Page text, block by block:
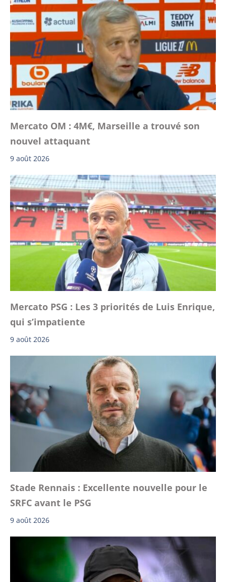
Mercato OM : 4M€, Marseille a trouvé son
nouvel attaquant
9 août 2026
Mercato PSG : Les 3 priorités de Luis Enrique,
qui s’impatiente
9 août 2026
Stade Rennais : Excellente nouvelle pour le
SRFC avant le PSG
9 août 2026